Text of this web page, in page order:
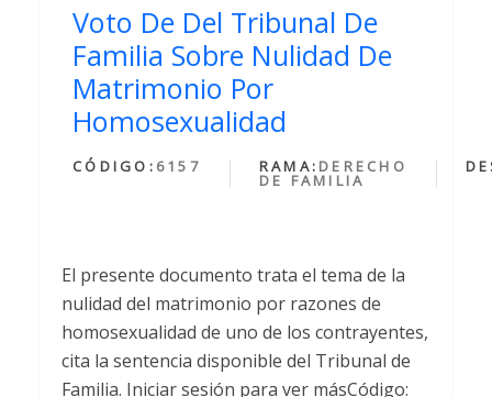
Voto De Del Tribunal De
Familia Sobre Nulidad De
Matrimonio Por
Homosexualidad
CÓDIGO: 6157 RAMA: DERECHO
DE FAMILIA
El presente documento trata el tema de la
nulidad del matrimonio por razones de
homosexualidad de uno de los contrayentes,
cita la sentencia disponible del Tribunal de
Familia. Iniciar sesión para ver másCódigo: